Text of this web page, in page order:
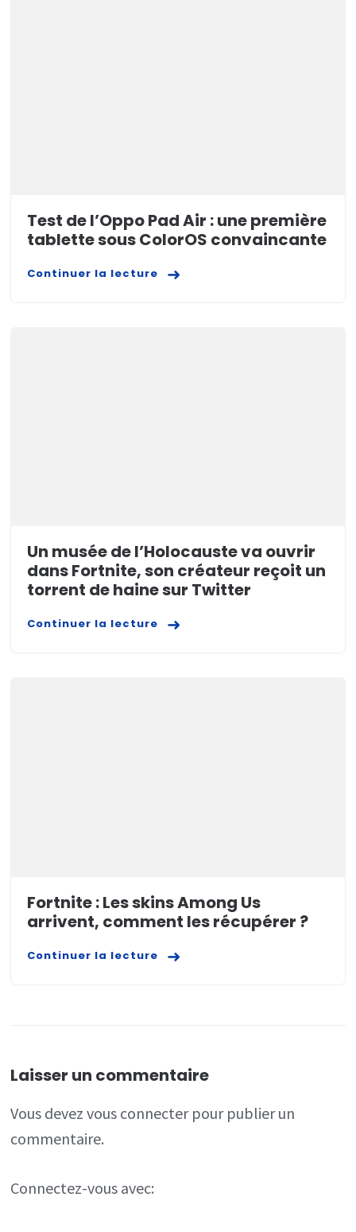
Test de l’Oppo Pad Air : une première
tablette sous ColorOS convaincante
Continuer la lecture
Un musée de l’Holocauste va ouvrir
dans Fortnite, son créateur reçoit un
torrent de haine sur Twitter
Continuer la lecture
Fortnite : Les skins Among Us
arrivent, comment les récupérer ?
Continuer la lecture
Laisser un commentaire
Vous devezvous connecterpour publier un
commentaire.
Connectez-vous avec: